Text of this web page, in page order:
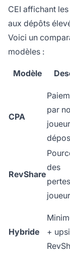
CEI affichant
aux dépôts
Voici un
modèles :
Modèle
CPA
par
joueur
RevShare
des
joueur
Hybride
+